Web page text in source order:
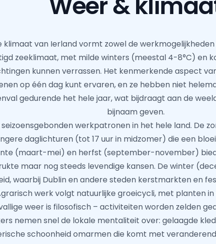
van Ierland vormt zowel de
zeeklimaat, met milde winters (meestal 4-8°C) en
kunnen verrassen. Het kenmerkende aspect
op één dag kunt ervaren, en ze hebben niet
gedurende het hele jaar, wat bijdraagt aan de
bijnaam geven.
werkpatronen in het hele land. De
daglichturen (tot 17 uur in midzomer) die een
(maart-mei) en herfst (september-november)
maar nog steeds levendige kansen. De winter
waarbij Dublin en andere steden kerstmarkten en
werk volgt natuurlijke groeicycli, met planten
weer is filosofisch – activiteiten worden zelden
nemen snel de lokale mentaliteit over: gelaagde
schoonheid omarmen die komt met